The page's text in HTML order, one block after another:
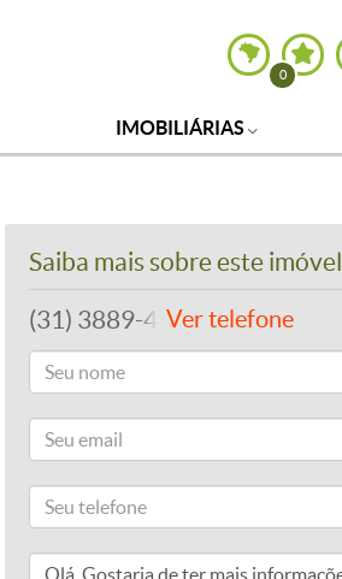
0
IMOBILIÁRIAS
Saiba mais sobre este imóvel
(31) 3889-4765Ver telefone